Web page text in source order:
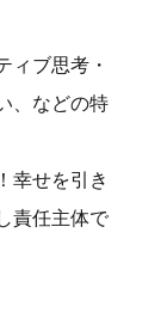
ィブ思考・
、などの特
幸せを引き
責任主体で